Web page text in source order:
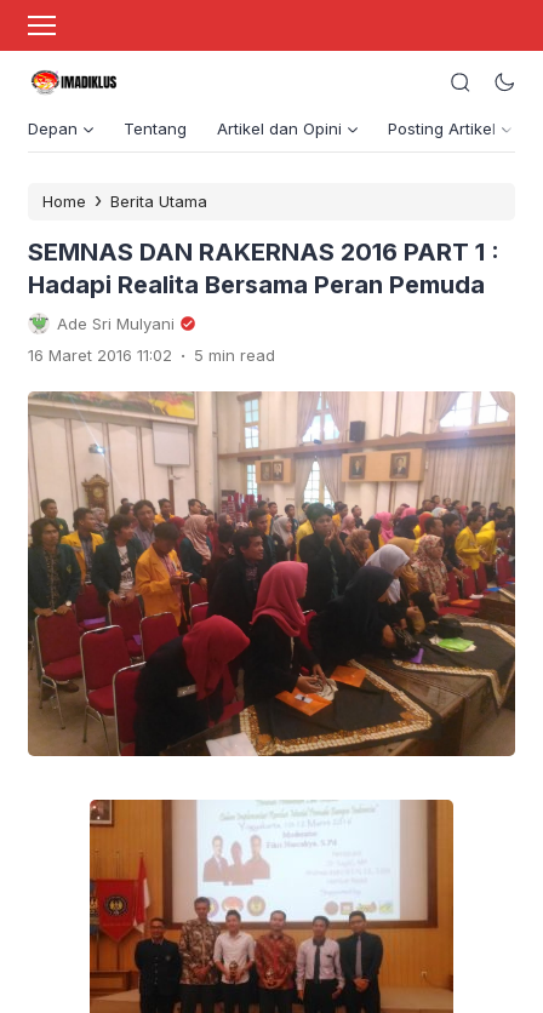
Depan Tentang Artikel dan Opini Posting Artikel
Home › Berita Utama
SEMNAS DAN RAKERNAS 2016 PART 1 :
Hadapi Realita Bersama Peran Pemuda
Ade Sri Mulyani
16 Maret 2016 11:02 . 5 min read